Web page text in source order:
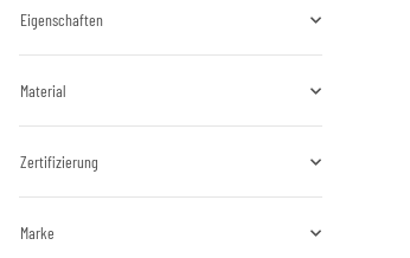
Eigenschaften
Material
Zertifizierung
Marke